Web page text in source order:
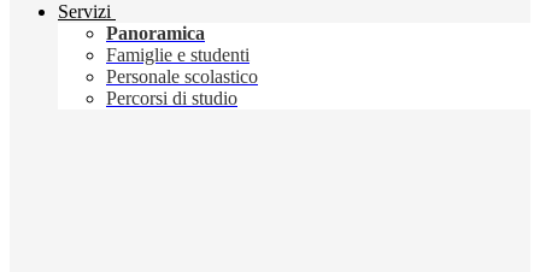
Servizi
Panoramica
Famiglie e studenti
Personale scolastico
Percorsi di studio